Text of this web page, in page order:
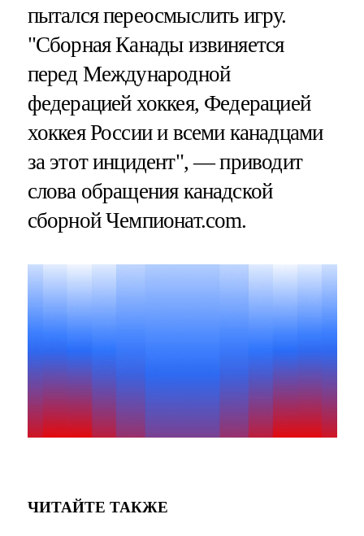
пытался переосмыслить игру.
"Сборная Канады извиняется
перед Международной
федерацией хоккея, Федерацией
хоккея России и всеми канадцами
за этот инцидент", — приводит
слова обращения канадской
сборной Чемпионат.com.
ЧИТАЙТЕ ТАКЖЕ